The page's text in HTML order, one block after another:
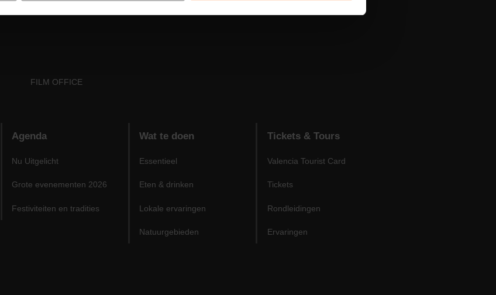
FILM OFFICE
Agenda
Nu Uitgelicht
Grote evenementen 2026
Festiviteiten en tradities
Wat te doen
Essentieel
Eten & drinken
Lokale ervaringen
Natuurgebieden
Tickets & Tours
Valencia Tourist Card
Tickets
Rondleidingen
Ervaringen